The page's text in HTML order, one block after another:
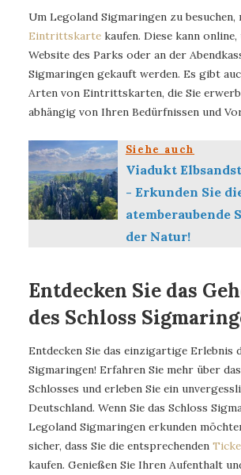
Um Legoland Sigmaringen zu besuchen,
Eintrittskarte kaufen. Diese kann
Website des Parks oder an der
Sigmaringen gekauft werden. Es gibt
Arten von Eintrittskarten, die Sie
abhängig von Ihren Bedürfnissen und
Siehe auch
Viadukt
- Erkunden Sie
atemberaubende
der Natur!
Entdecken Sie das
des Schloss
Entdecken Sie das einzigartige Erlebnis
Sigmaringen! Erfahren Sie mehr über
Schlosses und erleben Sie ein
Deutschland. Wenn Sie das Schloss
Legoland Sigmaringen erkunden
sicher, dass Sie die entsprechenden
kaufen. Genießen Sie Ihren Aufenthalt